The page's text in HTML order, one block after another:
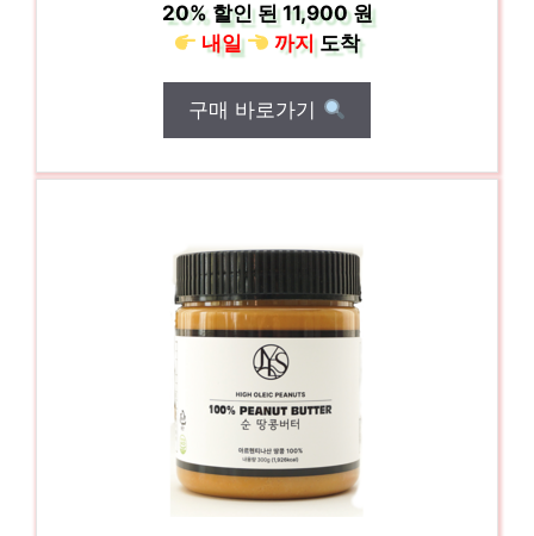
20%할인 된11,900 원
내일
까지도착
구매 바로가기